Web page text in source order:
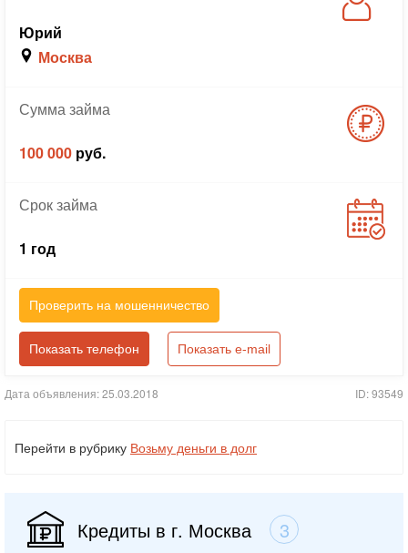
Юрий
Москва
Суммазайма
100 000 руб.
Срокзайма
1 год
Проверить на мошенничество
Показать телефон Показать e-mail
Дата объявления: 25.03.2018 ID: 93549
Перейти в рубрику Возьму деньги в долг
Кредиты в г. Москва 3